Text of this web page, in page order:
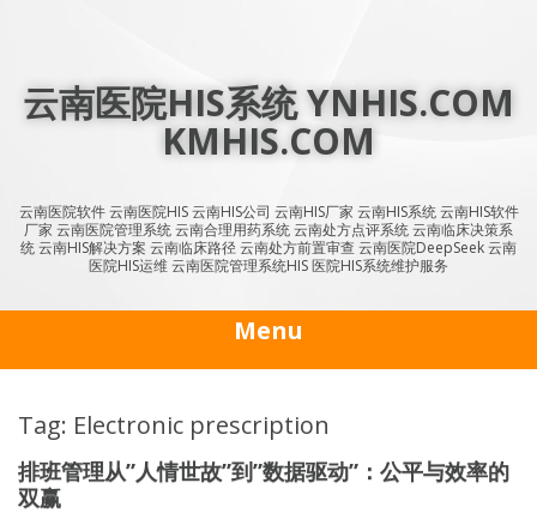
云南医院HIS系统 YNHIS.COM
KMHIS.COM
云南医院软件 云南医院HIS 云南HIS公司 云南HIS厂家 云南HIS系统 云南HIS软件
厂家 云南医院管理系统 云南合理用药系统 云南处方点评系统 云南临床决策系
统 云南HIS解决方案 云南临床路径 云南处方前置审查 云南医院DeepSeek 云南
医院HIS运维 云南医院管理系统HIS 医院HIS系统维护服务
Menu
Tag: Electronic prescription
排班管理从”人情世故”到”数据驱动”：公平与效率的
双赢